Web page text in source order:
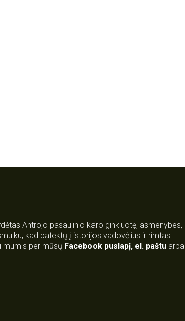
Antrojo pasaulinio karo ginkluotę, asmenybes,
kad patektų į istorijos vadovėlius ir rimtas
mumis per mūsų Facebook puslapį, el. paštu arba